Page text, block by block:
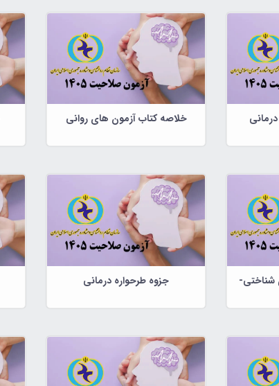
خلاصه کتاب آزمون های روانی
شناختی-
جزوه طرحواره درمانی